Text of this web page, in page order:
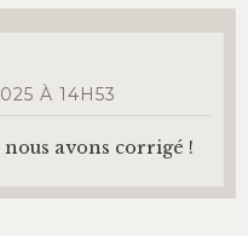
À 14H53
avons corrigé !